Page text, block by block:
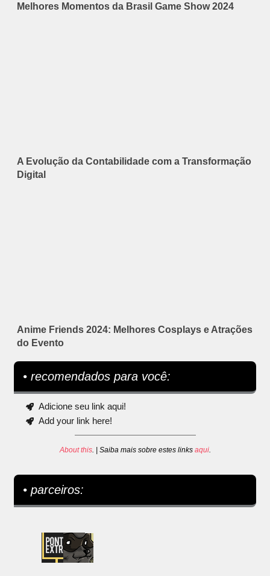
Melhores Momentos da Brasil Game Show 2024
A Evolução da Contabilidade com a Transformação
Digital
Anime Friends 2024: Melhores Cosplays e Atrações
do Evento
• recomendados para você:
Adicione seu link aqui!
Add your link here!
About this. | Saiba mais sobre estes links aqui.
• parceiros: